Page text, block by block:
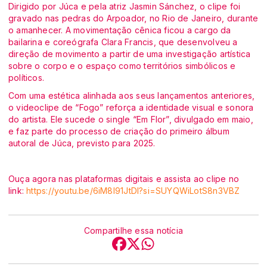
Dirigido por Júca e pela atriz Jasmin Sánchez, o clipe foi
gravado nas pedras do Arpoador, no Rio de Janeiro, durante
o amanhecer. A movimentação cênica ficou a cargo da
bailarina e coreógrafa Clara Francis, que desenvolveu a
direção de movimento a partir de uma investigação artística
sobre o corpo e o espaço como territórios simbólicos e
políticos.
Com uma estética alinhada aos seus lançamentos anteriores,
o videoclipe de “Fogo” reforça a identidade visual e sonora
do artista. Ele sucede o single “Em Flor”, divulgado em maio,
e faz parte do processo de criação do primeiro álbum
autoral de Júca, previsto para 2025.
Ouça agora nas plataformas digitais e assista ao clipe no
link:https://youtu.be/6iM8I91JtDI?si=SUYQWiLotS8n3VBZ
Compartilhe essa notícia